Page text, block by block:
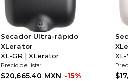
Secador Ultra-rápido
XLerator
XL-GR | XLerator
Precio de lista:
$20,665.40 MXN -15%